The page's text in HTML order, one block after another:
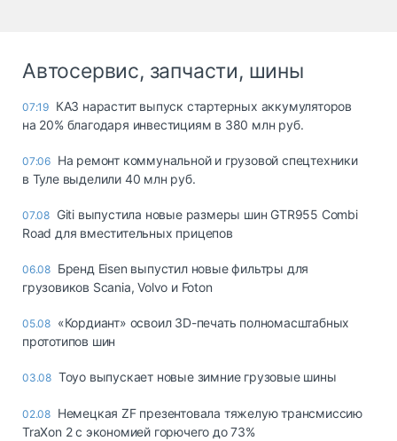
Автосервис, запчасти, шины
07:19 КАЗ нарастит выпуск стартерных аккумуляторов
на 20% благодаря инвестициям в 380 млн руб.
07:06 На ремонт коммунальной и грузовой спецтехники
в Туле выделили 40 млн руб.
07.08 Giti выпустила новые размеры шин GTR955 Combi
Road для вместительных прицепов
06.08 Бренд Eisen выпустил новые фильтры для
грузовиков Scania, Volvo и Foton
05.08 «Кордиант» освоил 3D-печать полномасштабных
прототипов шин
03.08 Toyo выпускает новые зимние грузовые шины
02.08 Немецкая ZF презентовала тяжелую трансмиссию
TraXon 2 с экономией горючего до 73%